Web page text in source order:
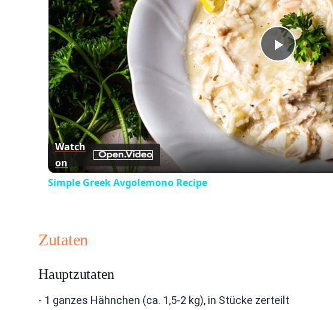
Play
Video
Watch
on
Simple Greek Avgolemono Recipe
Zutaten
Hauptzutaten
- 1 ganzes Hähnchen (ca. 1,5-2 kg), in Stücke zerteilt